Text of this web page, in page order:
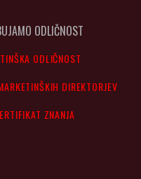
ODLIČNOST
ODLIČNOST
DIREKTORJEV
ZNANJA